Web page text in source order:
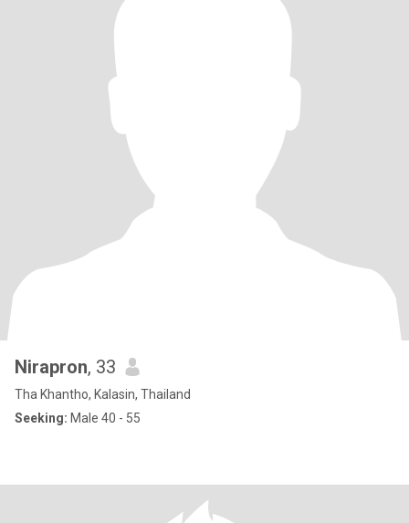
Nirapron, 33
Tha Khantho, Kalasin, Thailand
Seeking: Male 40 - 55